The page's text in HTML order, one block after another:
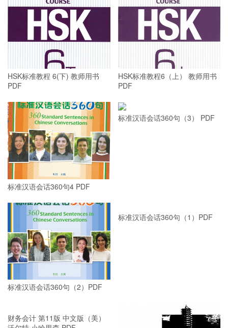
HSK标准教程 6(下) 教师用书
PDF
HSK标准教程6（上） 教师用书
PDF
标准汉语会话360句4 PDF
标准汉语会话360句（3） PDF
标准汉语会话360句（2）PDF